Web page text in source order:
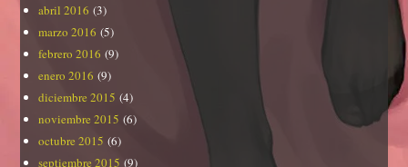
abril 2016 (3)
marzo 2016 (5)
febrero 2016 (9)
enero 2016 (9)
diciembre 2015 (4)
noviembre 2015 (6)
octubre 2015 (6)
septiembre 2015 (9)